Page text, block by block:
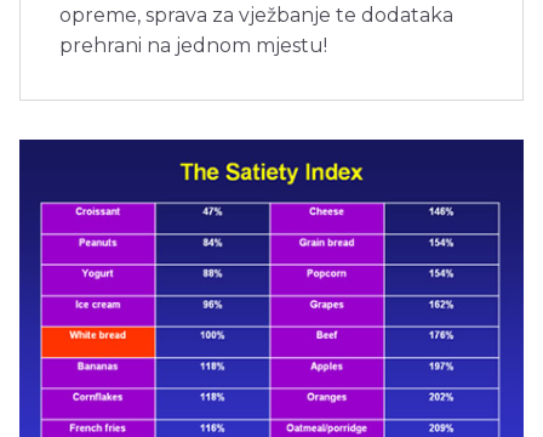
opreme, sprava za vježbanje te dodataka
prehrani na jednom mjestu!